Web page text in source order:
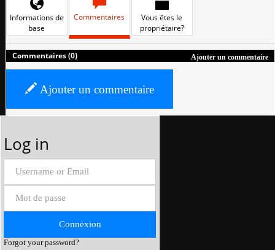
Informations de
base
Commentaires
Vous êtes le
propriétaire?
Ajouter un commentaire
Commentaires (0)
Ajouter un commentaire
Log in
Forgot your password?